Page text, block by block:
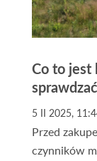
Co to jest
5 II 2025,
Przed
czynników